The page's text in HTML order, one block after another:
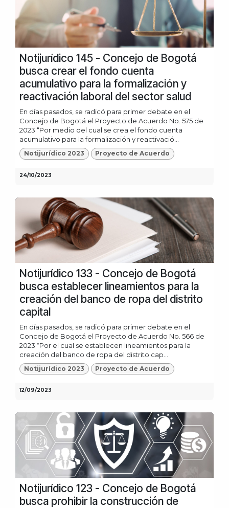
Notijurídico 145 - Concejo de Bogotá
busca crear el fondo cuenta
acumulativo para la formalización y
reactivación laboral del sector salud
En días pasados, se radicó para primer debate en el
Concejo de Bogotá el Proyecto de Acuerdo No. 575 de
2023 “Por medio del cual se crea el fondo cuenta
acumulativo para la formalización y reactivació...
Notijurídico 2023 Proyecto de Acuerdo
24/10/2023
Notijurídico 133 - Concejo de Bogotá
busca establecer lineamientos para la
creación del banco de ropa del distrito
capital
En días pasados, se radicó para primer debate en el
Concejo de Bogotá el Proyecto de Acuerdo No. 566 de
2023 “Por el cual se establecen lineamientos para la
creación del banco de ropa del distrito cap...
Notijurídico 2023 Proyecto de Acuerdo
12/09/2023
Notijurídico 123 - Concejo de Bogotá
busca prohibir la construcción de